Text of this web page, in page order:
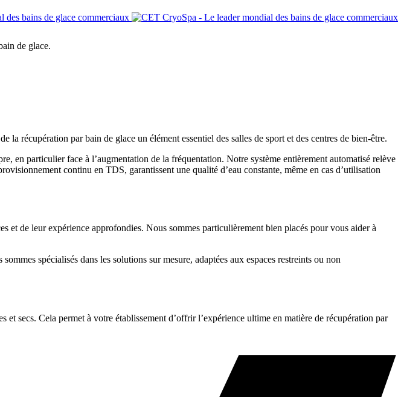
de glace.
la récupération par bain de glace un élément essentiel des salles de sport et des centres de bien-être.
en particulier face à l’augmentation de la fréquentation. Notre système entièrement automatisé relève
continu en TDS, garantissent une qualité d’eau constante, même en cas d’utilisation
et de leur expérience approfondies. Nous sommes particulièrement bien placés pour vous aider à
spécialisés dans les solutions sur mesure, adaptées aux espaces restreints ou non
secs. Cela permet à votre établissement d’offrir l’expérience ultime en matière de récupération par